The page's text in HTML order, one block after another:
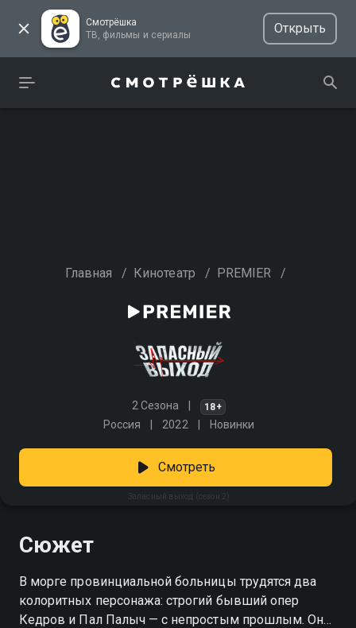
Смотрёшка
ТВ, фильмы и сериалы
Открыть
Главная / Кинотеатр / PREMIER /
2 Сезона 18+
Россия 2022 Новинки
Запасный выход (сезон 2)
Смотреть
Сюжет
В морге провинциальной больницы трудятся два
колоритных персонажа: строгий бывший опер
Кедров и Пал Палыч — с непростым прошлым. Они